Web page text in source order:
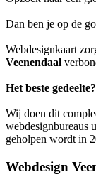
Dan ben je op de
Webdesignkaart
Veenendaal
Het beste gedeelte?
Wij doen dit
webdesignbureaus
geholpen wordt in
Webdesign